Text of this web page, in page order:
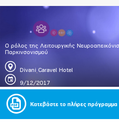
Ο ρόλος της Λειτουργικής
Παρκινσονισμού
Divani Caravel Hotel
9/12/2017
Κατεβάστε το πλήρες πρόγραμμα